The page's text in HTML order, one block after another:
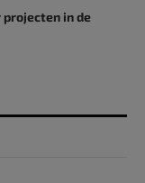
projecten in de